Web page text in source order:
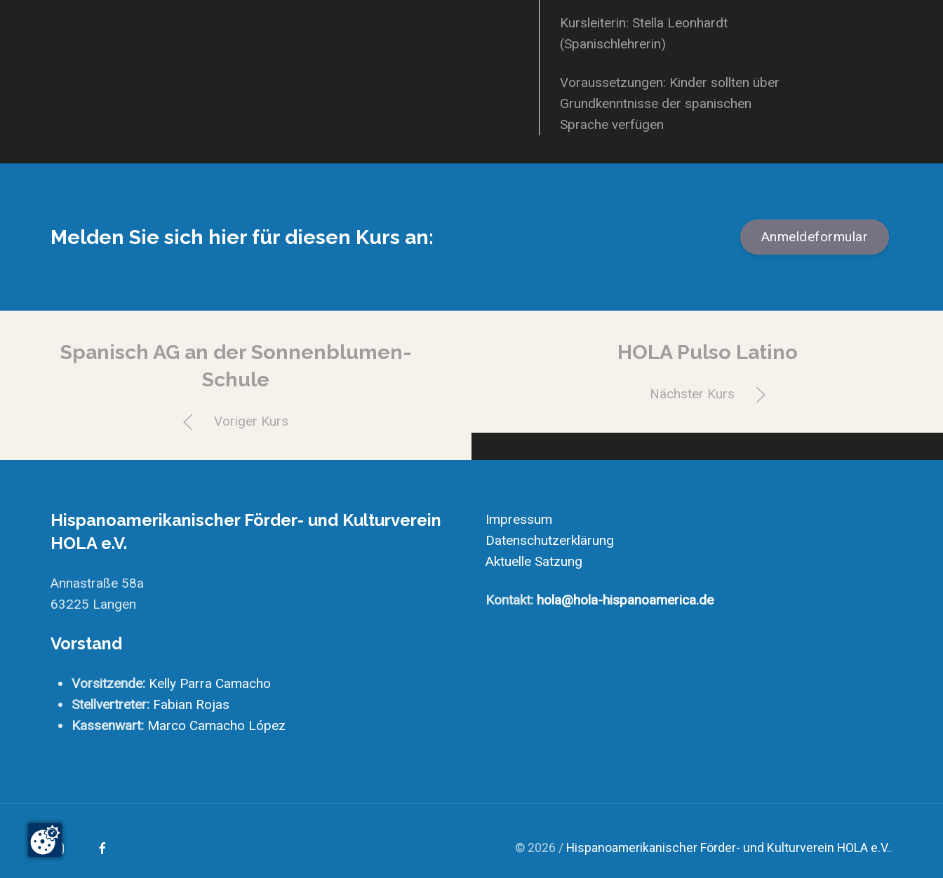
Kursleiterin: Stella Leonhardt
(Spanischlehrerin)
Voraussetzungen: Kinder sollten über
Grundkenntnisse der spanischen
Sprache verfügen
Melden Sie sich hier für diesen Kurs an: Anmeldeformular
Spanisch AG an der Sonnenblumen-
Schule
Voriger Kurs
HOLA Pulso Latino
Nächster Kurs
Hispanoamerikanischer Förder- und Kulturverein
HOLA e.V.
Annastraße 58a
63225 Langen
Vorstand
Vorsitzende: Kelly Parra Camacho
Stellvertreter: Fabian Rojas
Kassenwart: Marco Camacho López
Impressum
Datenschutzerklärung
Aktuelle Satzung
Kontakt: hola@hola-hispanoamerica.de
© 2026 / Hispanoamerikanischer Förder- und Kulturverein HOLA e.V..